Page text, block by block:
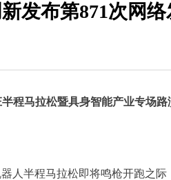
发布第871次网
半程马拉松暨具身智能产业专场
半程马拉松即将鸣枪开跑之际